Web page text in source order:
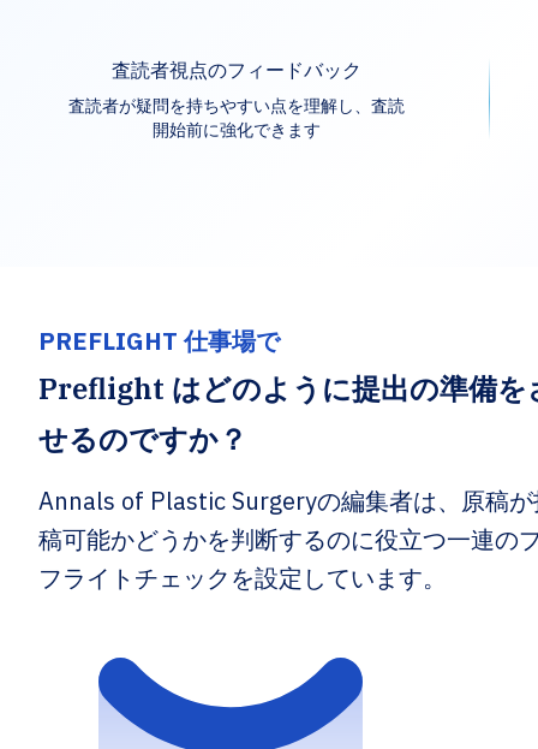
査読者視点のフィードバック
査読者が疑問を持ちやすい点を理解し、査読
開始前に強化できます
PREFLIGHT 仕事場で
Preflight はどのように提出の準備を
せるのですか？
Annals of Plastic Surgeryの編集者は、原稿
稿可能かどうかを判断するのに役立つ一連の
フライトチェックを設定しています。